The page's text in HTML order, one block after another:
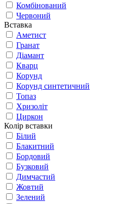
Комбінований
Червоний
Вставка
Аметист
Гранат
Діамант
Кварц
Корунд
Корунд синтетичний
Топаз
Хризоліт
Циркон
Колір вставки
Білий
Блакитний
Бордовий
Бузковий
Димчастий
Жовтий
Зелений